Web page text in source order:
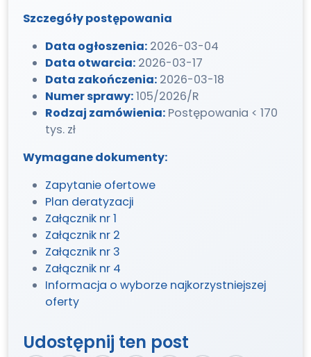
Szczegóły postępowania
Data ogłoszenia: 2026-03-04
Data otwarcia: 2026-03-17
Data zakończenia: 2026-03-18
Numer sprawy:105/2026/R
Rodzaj zamówienia: Postępowania < 170
tys. zł
Wymagane dokumenty:
Zapytanie ofertowe
Plan deratyzacji
Załącznik nr 1
Załącznik nr 2
Załącznik nr 3
Załącznik nr 4
Informacja o wyborze najkorzystniejszej
oferty
Udostępnij ten post